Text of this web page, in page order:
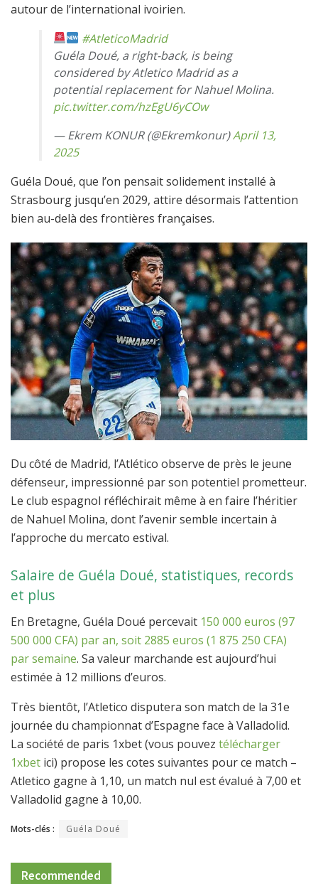
autour de l’international ivoirien.
#AtleticoMadrid
Guéla Doué, a right-back, is being
considered by Atletico Madrid as a
potential replacement for Nahuel Molina.
pic.twitter.com/hzEgU6yCOw
— Ekrem KONUR (@Ekremkonur)April 13,
2025
Guéla Doué, que l’on pensait solidement installé à
Strasbourg jusqu’en 2029, attire désormais l’attention
bien au-delà des frontières françaises.
Du côté de Madrid, l’Atlético observe de près le jeune
défenseur, impressionné par son potentiel prometteur.
Le club espagnol réfléchirait même à en faire l’héritier
de Nahuel Molina, dont l’avenir semble incertain à
l’approche du mercato estival.
Salaire de Guéla Doué, statistiques, records
et plus
En Bretagne, Guéla Doué percevait 150 000 euros (97
500 000 CFA) par an, soit 2885 euros (1 875 250 CFA)
par semaine. Sa valeur marchande est aujourd’hui
estimée à 12 millions d’euros.
Très bientôt, l’Atletico disputera son match de la 31e
journée du championnat d’Espagne face à Valladolid.
La société de paris 1xbet (vous pouvez télécharger
1xbet ici) propose les cotes suivantes pour ce match –
Atletico gagne à 1,10, un match nul est évalué à 7,00 et
Valladolid gagne à 10,00.
Mots-clés : Guéla Doué
Recommended